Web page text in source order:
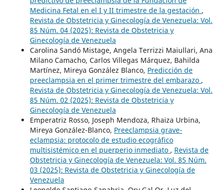
Medicina Fetal en el I y II trimestre de la gestación ,
Revista de Obstetricia y Ginecología de Venezuela: Vol.
85 Núm. 04 (2025): Revista de Obstetricia y
Ginecología de Venezuela
Carolina Sandó Mistage, Angela Terrizzi Maiullari, Ana
Milano Camacho, Carlos Villegas Márquez, Bahilda
Martínez, Mireya González Blanco, Predicción de
preeclampsia en el primer trimestre del embarazo ,
Revista de Obstetricia y Ginecología de Venezuela: Vol.
85 Núm. 02 (2025): Revista de Obstetricia y
Ginecología de Venezuela
Emperatriz Rosso, Joseph Mendoza, Rhaiza Urbina,
Mireya González-Blanco, Preeclampsia grave-
eclampsia: protocolo de estudio ecográfico
multisistémico en el puerperio inmediato , Revista de
Obstetricia y Ginecología de Venezuela: Vol. 85 Núm.
03 (2025): Revista de Obstetricia y Ginecología de
Venezuela